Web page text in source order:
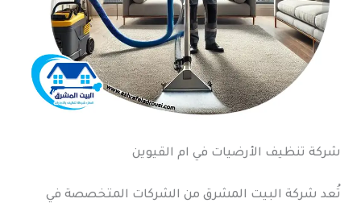
شركة تنظيف الأرضيات في ام القيوين
تُعد شركة البيت المشرق من الشركات المتخصصة في